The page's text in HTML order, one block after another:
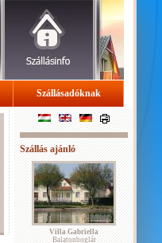
Szállásadóknak
Szállás ajánló
Villa Gabriella
Balatonboglár